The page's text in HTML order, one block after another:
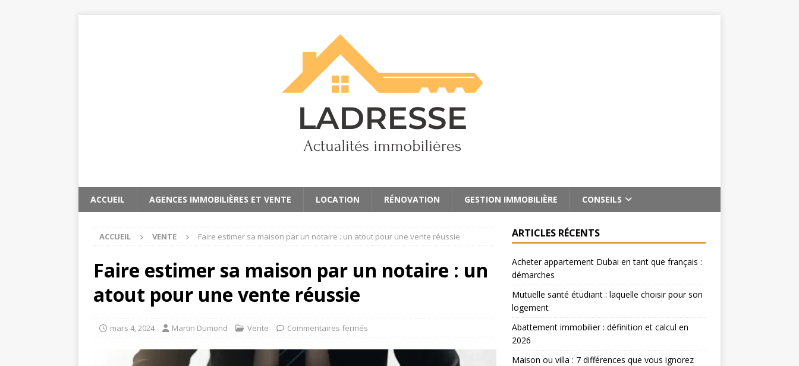
ACCUEIL AGENCES IMMOBILIÈRES ET VENTE LOCATION RÉNOVATION GESTION IMMOBILIÈRE CONSEILS
ACCUEIL VENTE Faire estimer sa maison par un notaire : un atout pour une vente réussie
Faire estimer sa maison par un notaire : un
atout pour une vente réussie
mars 4, 2024 Martin Dumond Vente Commentaires fermés
ARTICLES RÉCENTS
Acheter appartement Dubai en tant que français :
démarches
Mutuelle santé étudiant : laquelle choisir pour son
logement
Abattement immobilier : définition et calcul en
2026
Maison ou villa : 7 différences que vous ignorez